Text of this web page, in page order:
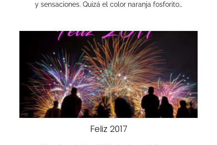
y sensaciones. Quizá el color naranja fosforito…
Feliz 2017